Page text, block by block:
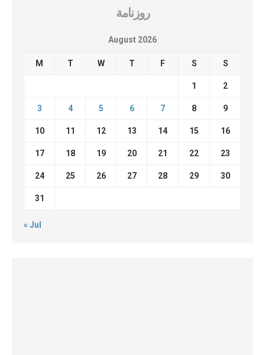
روزنامة
August 2026
M T W T F S S
1 2
3 4 5 6 7 8 9
10 11 12 13 14 15 16
17 18 19 20 21 22 23
24 25 26 27 28 29 30
31
« Jul